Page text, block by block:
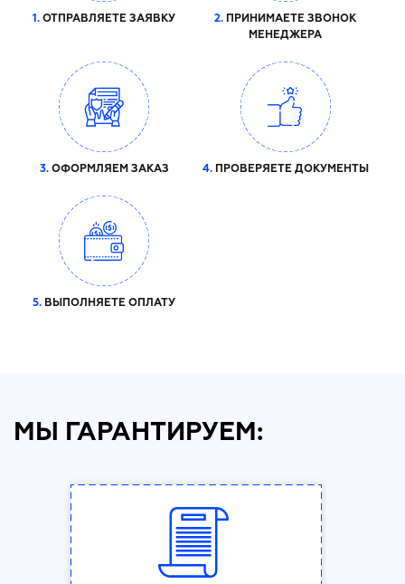
1. ОТПРАВЛЯЕТЕ ЗАЯВКУ 2. ПРИНИМАЕТЕ ЗВОНОК
МЕНЕДЖЕРА
3.ОФОРМЛЯЕМ ЗАКАЗ 4.ПРОВЕРЯЕТЕ ДОКУМЕНТЫ
5. ВЫПОЛНЯЕТЕ ОПЛАТУ
МЫ ГАРАНТИРУЕМ: